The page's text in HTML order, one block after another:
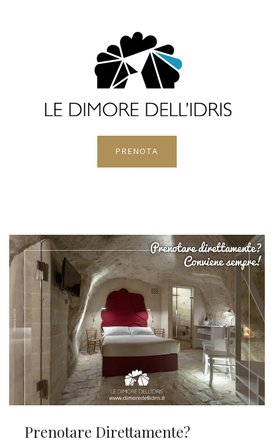
PRENOTA
Prenotare Direttamente?